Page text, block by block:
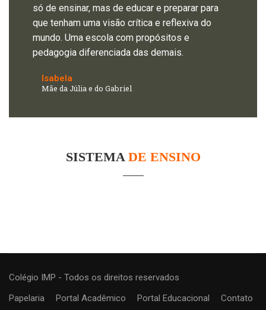
só de ensinar, mas de educar e preparar para
que tenham uma visão crítica e reflexiva do
mundo. Uma escola com propósitos e
pedagogia diferenciada das demais.
Isabela
Mãe da Júlia e do Gabriel
SISTEMA DE ENSINO
Colégio IMP - Todos os direitos reservados
Papelaria
Portal Acadêmico Portal Educacional Contato